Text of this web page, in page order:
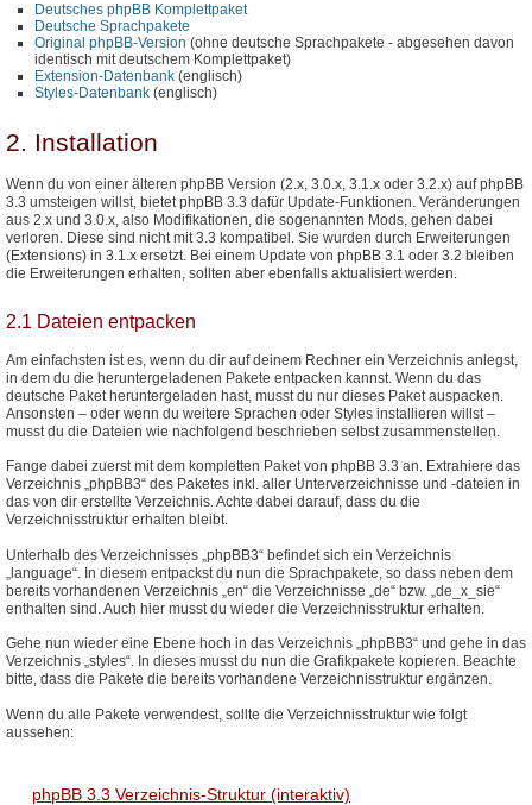
Deutsches phpBB Komplettpaket
Deutsche Sprachpakete
Original phpBB-Version (ohne deutsche Sprachpakete - abgesehen davon
identisch mit deutschem Komplettpaket)
Extension-Datenbank (englisch)
Styles-Datenbank (englisch)
2. Installation
Wenn du von einer älteren phpBB Version (2.x, 3.0.x, 3.1.x oder 3.2.x) auf phpBB
3.3 umsteigen willst, bietet phpBB 3.3 dafür Update-Funktionen. Veränderungen
aus 2.x und 3.0.x, also Modifikationen, die sogenannten Mods, gehen dabei
verloren. Diese sind nicht mit 3.3 kompatibel. Sie wurden durch Erweiterungen
(Extensions) in 3.1.x ersetzt. Bei einem Update von phpBB 3.1 oder 3.2 bleiben
die Erweiterungen erhalten, sollten aber ebenfalls aktualisiert werden.
2.1 Dateien entpacken
Am einfachsten ist es, wenn du dir auf deinem Rechner ein Verzeichnis anlegst,
in dem du die heruntergeladenen Pakete entpacken kannst. Wenn du das
deutsche Paket heruntergeladen hast, musst du nur dieses Paket auspacken.
Ansonsten – oder wenn du weitere Sprachen oder Styles installieren willst –
musst du die Dateien wie nachfolgend beschrieben selbst zusammenstellen.
Fange dabei zuerst mit dem kompletten Paket von phpBB 3.3 an. Extrahiere das
Verzeichnis „phpBB3“ des Paketes inkl. aller Unterverzeichnisse und -dateien in
das von dir erstellte Verzeichnis. Achte dabei darauf, dass du die
Verzeichnisstruktur erhalten bleibt.
Unterhalb des Verzeichnisses „phpBB3“ befindet sich ein Verzeichnis
„language“. In diesem entpackst du nun die Sprachpakete, so dass neben dem
bereits vorhandenen Verzeichnis „en“ die Verzeichnisse „de“ bzw. „de_x_sie“
enthalten sind. Auch hier musst du wieder die Verzeichnisstruktur erhalten.
Gehe nun wieder eine Ebene hoch in das Verzeichnis „phpBB3“ und gehe in das
Verzeichnis „styles“. In dieses musst du nun die Grafikpakete kopieren. Beachte
bitte, dass die Pakete die bereits vorhandene Verzeichnisstruktur ergänzen.
Wenn du alle Pakete verwendest, sollte die Verzeichnisstruktur wie folgt
aussehen:
phpBB 3.3 Verzeichnis-Struktur (interaktiv)